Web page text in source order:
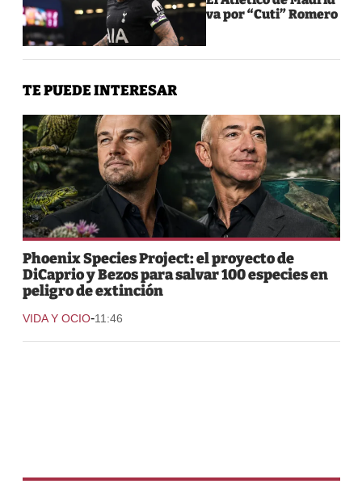
va por “Cuti” Romero
TE PUEDE INTERESAR
Phoenix Species Project: el proyecto de
DiCaprio y Bezos para salvar 100 especies en
peligro de extinción
VIDA Y OCIO-11:46